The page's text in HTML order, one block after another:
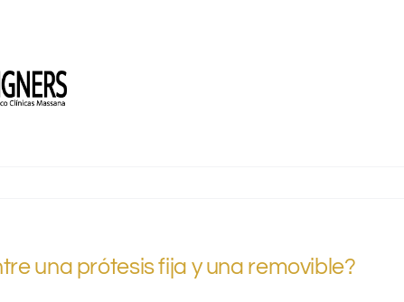
una prótesis fija y una removible?